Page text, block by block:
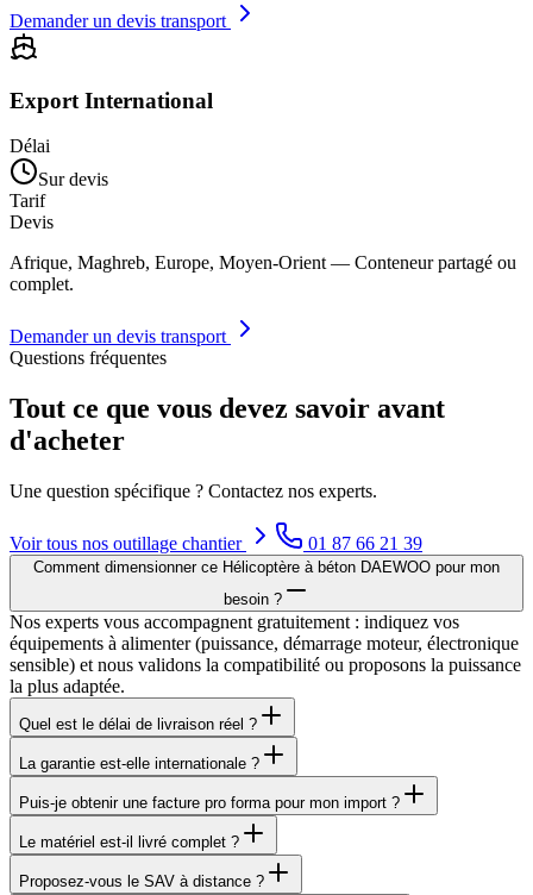
Demander un devis transport
Export International
Délai
Sur devis
Tarif
Devis
Afrique, Maghreb, Europe, Moyen-Orient — Conteneur partagé ou
complet.
Demander un devis transport
Questions fréquentes
Tout ce que vous devez savoir avant
d'acheter
Une question spécifique ? Contactez nos experts.
Voir tous nos outillage chantier 01 87 66 21 39
Comment dimensionner ce Hélicoptère à béton DAEWOO pour mon
besoin ?
Nos experts vous accompagnent gratuitement : indiquez vos
équipements à alimenter (puissance, démarrage moteur, électronique
sensible) et nous validons la compatibilité ou proposons la puissance
la plus adaptée.
Quel est le délai de livraison réel ?
La garantie est-elle internationale ?
Puis-je obtenir une facture pro forma pour mon import ?
Le matériel est-il livré complet ?
Proposez-vous le SAV à distance ?